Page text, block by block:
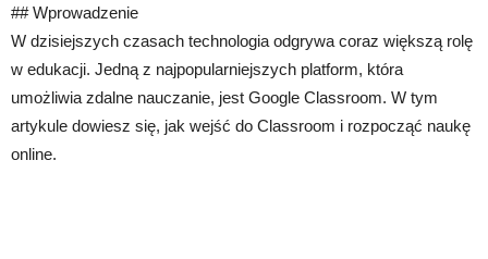
## Wprowadzenie
W dzisiejszych czasach technologia odgrywa coraz większą rolę
w edukacji. Jedną z najpopularniejszych platform, która
umożliwia zdalne nauczanie, jest Google Classroom. W tym
artykule dowiesz się, jak wejść do Classroom i rozpocząć naukę
online.